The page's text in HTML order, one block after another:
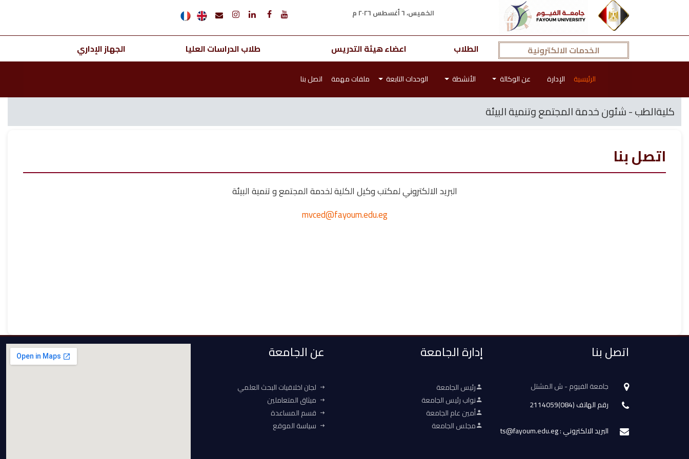
الخميس، ٦ أغسطس ٢٠٢٦ م
الخدمات الالكترونية الطلاب اعضاء هيئة التدريس طلاب الدراسات العليا الجهاز الإداري
الرئيسية الإدارة عن الوكالة الأنشطة الوحدات التابعة ملفات مهمة اتصل بنا
كليةالطب - شئون خدمة المجتمع وتنمية البيئة
اتصل بنا
البريد الالكتروني لمكتب وكيل الكلية لخدمة المجتمع و تنمية البيئة
mvced@fayoum.edu.eg
اتصل بنا
جامعة الفيوم - ش المشتل
رقم الهاتف (084)2114059
البريد الالكتروني : ts@fayoum.edu.eg
إدارة الجامعة
رئيس الجامعة
نواب رئيس الجامعة
أمين عام الجامعة
مجلس الجامعة
عن الجامعة
لجان اخلاقيات البحث العلمي
ميثاق المتعاملين
قسم المساعدة
سياسة الموقع